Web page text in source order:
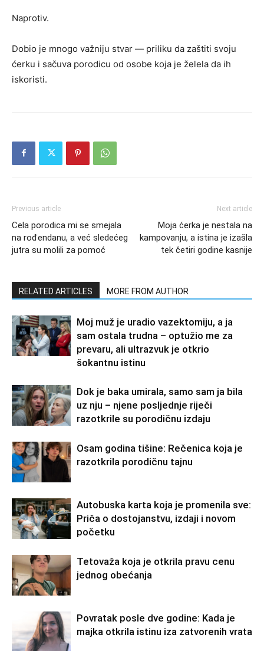
Naprotiv.
Dobio je mnogo važniju stvar — priliku da zaštiti svoju
ćerku i sačuva porodicu od osobe koja je želela da ih
iskoristi.
Previous article
Cela porodica mi se smejala
na rođendanu, a već sledećeg
jutra su molili za pomoć
Next article
Moja ćerka je nestala na
kampovanju, a istina je izašla
tek četiri godine kasnije
RELATED ARTICLES MORE FROM AUTHOR
Moj muž je uradio vazektomiju, a ja
sam ostala trudna – optužio me za
prevaru, ali ultrazvuk je otkrio
šokantnu istinu
Dok je baka umirala, samo sam ja bila
uz nju – njene posljednje riječi
razotkrile su porodičnu izdaju
Osam godina tišine: Rečenica koja je
razotkrila porodičnu tajnu
Autobuska karta koja je promenila sve:
Priča o dostojanstvu, izdaji i novom
početku
Tetovaža koja je otkrila pravu cenu
jednog obećanja
Povratak posle dve godine: Kada je
majka otkrila istinu iza zatvorenih vrata